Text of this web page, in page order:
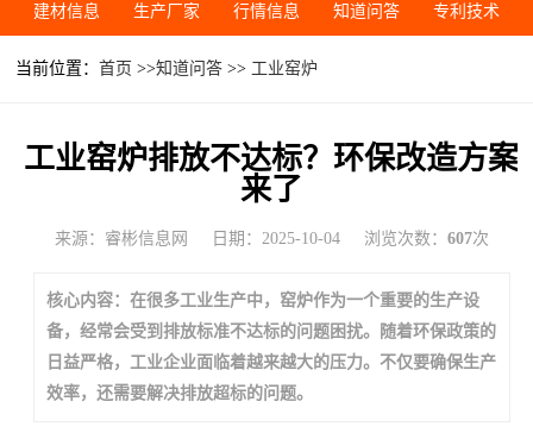
建材信息 生产厂家 行情信息 知道问答 专利技术
当前位置：首页 >>知道问答 >> 工业窑炉
工业窑炉排放不达标？环保改造方案
来了
来源：睿彬信息网 日期：2025-10-04 浏览次数： 607次
核心内容：在很多工业生产中，窑炉作为一个重要的生产设
备，经常会受到排放标准不达标的问题困扰。随着环保政策的
日益严格，工业企业面临着越来越大的压力。不仅要确保生产
效率，还需要解决排放超标的问题。